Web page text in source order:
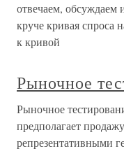
отвечаем,
круче кривая спроса
к кривой
Рыночное
Рыночное
предполагает
репрезентативными